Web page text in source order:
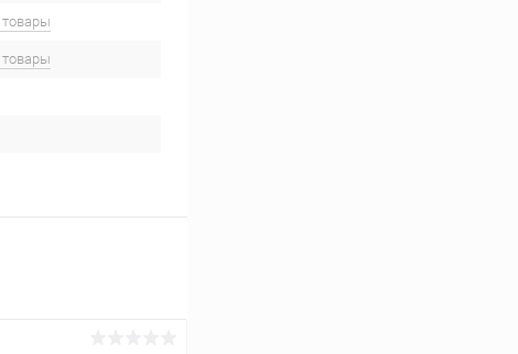
товары
товары